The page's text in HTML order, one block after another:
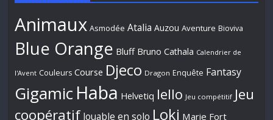
Animaux Asmodée Atalia Auzou Aventure Bioviva
Blue Orange Bluff Bruno Cathala Calendrier de
l'Avent Couleurs Course Djeco Dragon Enquête Fantasy
Gigamic Haba Helvetiq Iello Jeu compétitif Jeu
coopératif Jouable en solo Loki Marie Fort